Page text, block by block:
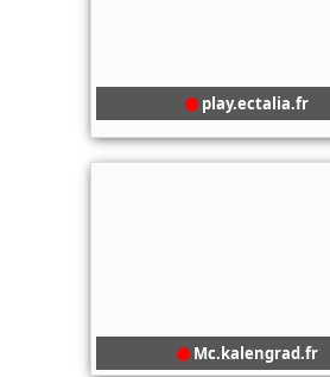
play.ectalia.fr
Mc.kalengrad.fr